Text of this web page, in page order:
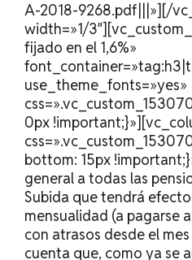
A-2018-9268.pdf|||»][/
width=»1/
fijado en el 1,6%»
use_theme_fonts=»yes»
0px
bottom: 15px
general a todas las
Subida que tendrá
mensualidad (a pagarse
con atrasos desde el
cuenta que, como ya se